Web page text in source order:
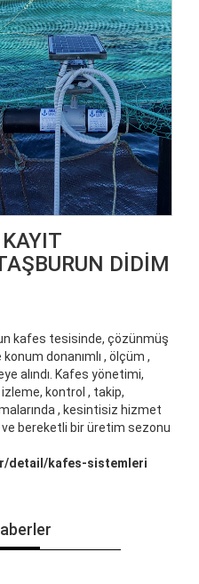
DİDİM
kafes tesisinde, çözünmüş
donanımlı , ölçüm ,
alındı. Kafes yönetimi,
kontrol , takip,
, kesintisiz hizmet
bereketli bir üretim sezonu
detail/kafes-sistemleri